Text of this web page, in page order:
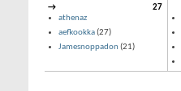
→
27
athenaz
aefkookka(27)
Jamesnoppadon (21)